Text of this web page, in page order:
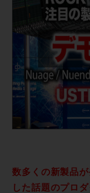
数多くの新製品
した話題のプロ